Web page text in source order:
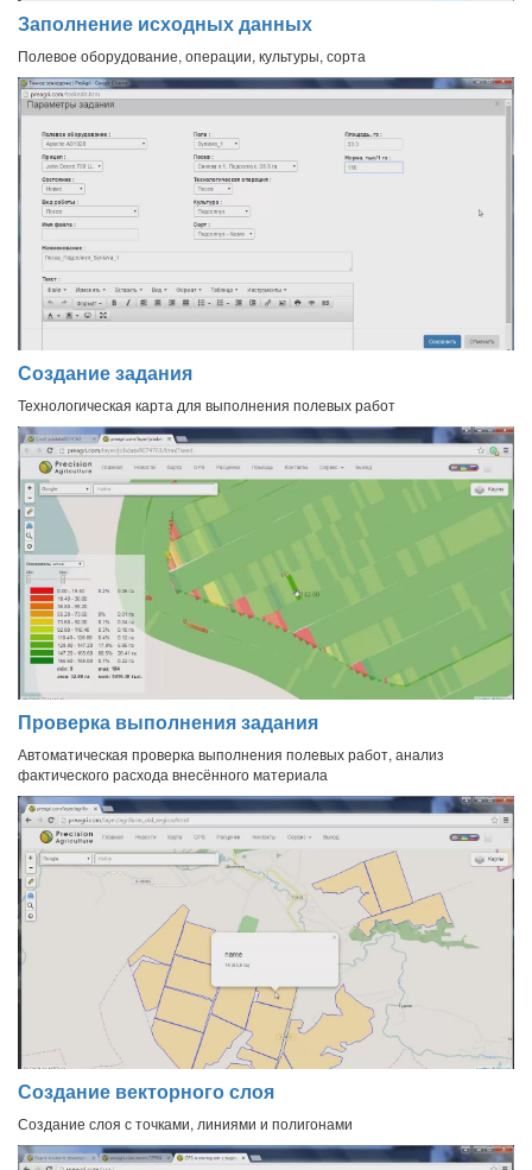
Заполнение исходных данных
Полевое оборудование, операции, культуры, сорта
Создание задания
Технологическая карта для выполнения полевых работ
Проверка выполнения задания
Автоматическая проверка выполнения полевых работ, анализ
фактического расхода внесённого материала
Создание векторного слоя
Создание слоя с точками, линиями и полигонами